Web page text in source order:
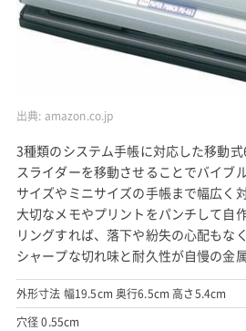
出典: amazon.co.jp
3種類のシステム手帳に対応した移動式
スライダーを移動させることでバイブ
サイズやミニサイズの手帳まで幅広く対
大切なメモやプリントをパンチして自
リングすれば、落下や紛失の心配もな
シャープな切れ味と耐久性が自慢の金
外形寸法 幅19.5cm 奥行6.5cm 高さ5.4cm
穴径 0.55cm